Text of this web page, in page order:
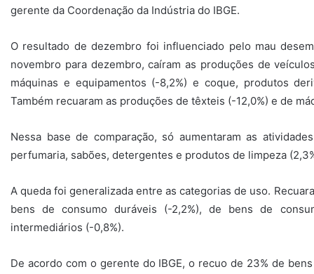
gerente da Coordenação da Indústria do IBGE.
O resultado de dezembro foi influenciado pelo mau
novembro para dezembro, caíram as produções de
máquinas e equipamentos (-8,2%) e coque, produtos
Também recuaram as produções de têxteis (-12,0%) e de
Nessa base de comparação, só aumentaram as
perfumaria, sabões, detergentes e produtos de limpeza
A queda foi generalizada entre as categorias de uso.
bens de consumo duráveis (-2,2%), de bens de
intermediários (-0,8%).
De acordo com o gerente do IBGE, o recuo de 23% de